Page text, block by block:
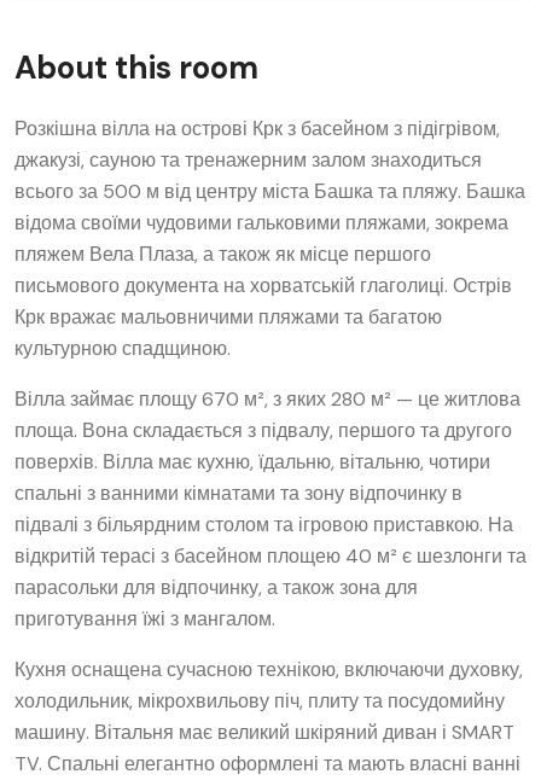
About this room
Розкішна вілла на острові Крк з басейном з підігрівом,
джакузі, сауною та тренажерним залом знаходиться
всього за 500 м від центру міста Башка та пляжу. Башка
відома своїми чудовими гальковими пляжами, зокрема
пляжем Вела Плаза, а також як місце першого
письмового документа на хорватській глаголиці. Острів
Крк вражає мальовничими пляжами та багатою
культурною спадщиною.
Вілла займає площу 670 м², з яких 280 м² — це житлова
площа. Вона складається з підвалу, першого та другого
поверхів. Вілла має кухню, їдальню, вітальню, чотири
спальні з ванними кімнатами та зону відпочинку в
підвалі з більярдним столом та ігровою приставкою. На
відкритій терасі з басейном площею 40 м² є шезлонги та
парасольки для відпочинку, а також зона для
приготування їжі з мангалом.
Кухня оснащена сучасною технікою, включаючи духовку,
холодильник, мікрохвильову піч, плиту та посудомийну
машину. Вітальня має великий шкіряний диван і SMART
TV. Спальні елегантно оформлені та мають власні ванні